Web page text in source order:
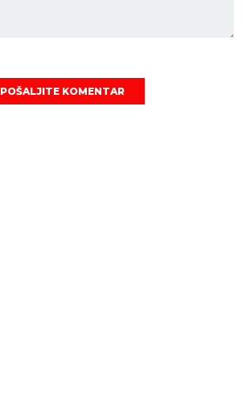
POŠALJITE KOMENTAR